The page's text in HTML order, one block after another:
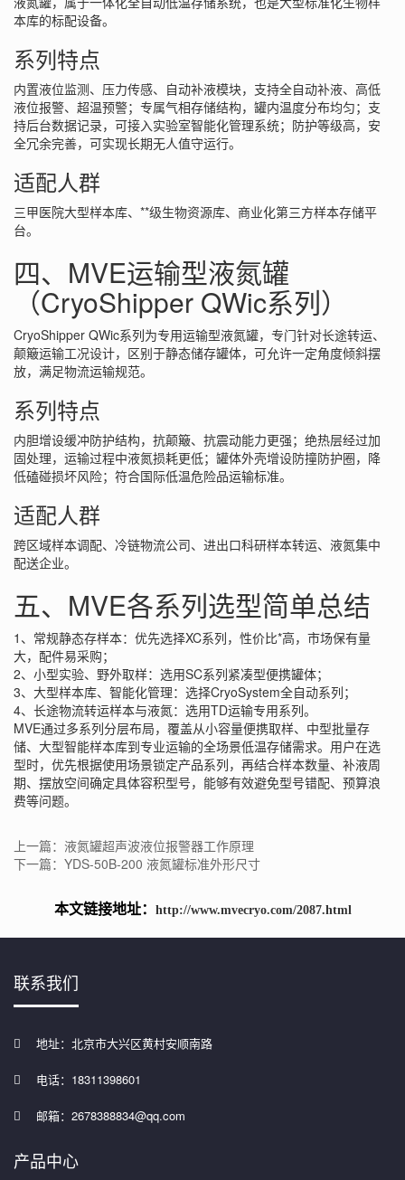
本库的标配设备。
系列特点
内置液位监测、压力传感、自动补液模块，支持全自动补液、高低
液位报警、超温预警；专属气相存储结构，罐内温度分布均匀；支
持后台数据记录，可接入实验室智能化管理系统；防护等级高，安
全冗余完善，可实现长期无人值守运行。
适配人群
三甲医院大型样本库、**级生物资源库、商业化第三方样本存储平
台。
四、MVE运输型液氮罐
（CryoShipper QWic系列）
CryoShipper QWic系列为专用运输型液氮罐，专门针对长途转运、
颠簸运输工况设计，区别于静态储存罐体，可允许一定角度倾斜摆
放，满足物流运输规范。
系列特点
内胆增设缓冲防护结构，抗颠簸、抗震动能力更强；绝热层经过加
固处理，运输过程中液氮损耗更低；罐体外壳增设防撞防护圈，降
低磕碰损坏风险；符合国际低温危险品运输标准。
适配人群
跨区域样本调配、冷链物流公司、进出口科研样本转运、液氮集中
配送企业。
五、MVE各系列选型简单总结
1、常规静态存样本：优先选择XC系列，性价比*高，市场保有量
大，配件易采购；
2、小型实验、野外取样：选用SC系列紧凑型便携罐体；
3、大型样本库、智能化管理：选择CryoSystem全自动系列；
4、长途物流转运样本与液氮：选用TD运输专用系列。
MVE通过多系列分层布局，覆盖从小容量便携取样、中型批量存
储、大型智能样本库到专业运输的全场景低温存储需求。用户在选
型时，优先根据使用场景锁定产品系列，再结合样本数量、补液周
期、摆放空间确定具体容积型号，能够有效避免型号错配、预算浪
费等问题。
上一篇：液氮罐超声波液位报警器工作原理
下一篇：YDS-50B-200 液氮罐标准外形尺寸
本文链接地址： http://www.mvecryo.com/2087.html
联系我们
地址：北京市大兴区黄村安顺南路
电话：18311398601
邮箱：2678388834@qq.com
产品中心